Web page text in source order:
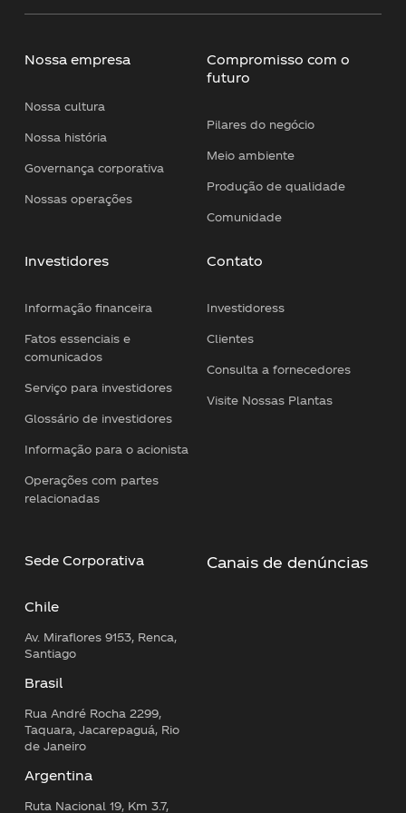
Nossa empresa
Nossa cultura
Nossa história
Governança corporativa
Nossas operações
Compromisso com o
futuro
Pilares do negócio
Meio ambiente
Produção de qualidade
Comunidade
Investidores
Informação financeira
Fatos essenciais e
comunicados
Serviço para investidores
Glossário de investidores
Informação para o acionista
Operações com partes
relacionadas
Contato
Investidoress
Clientes
Consulta a fornecedores
Visite Nossas Plantas
Sede Corporativa
Chile
Av. Miraflores 9153, Renca,
Santiago
Brasil
Rua André Rocha 2299,
Taquara, Jacarepaguá, Rio
de Janeiro
Argentina
Ruta Nacional 19, Km 3.7,
Canais de denúncias